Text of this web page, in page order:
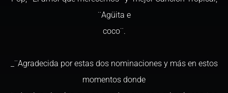
¨Agüita e
coco¨.
_¨Agradecida por estas dos nominaciones y más en estos
momentos donde